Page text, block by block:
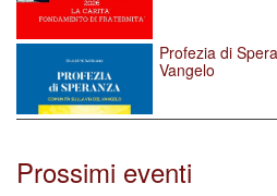
Profezia di
Vangelo
Prossimi eventi